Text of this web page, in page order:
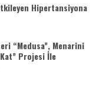
Hipertansiyona
“Medusa”, Menarini
Projesi İle